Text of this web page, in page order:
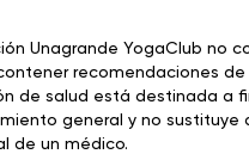
Unagrande YogaClub no
recomendaciones de
de salud está destinada a
general y no sustituye
de un médico.